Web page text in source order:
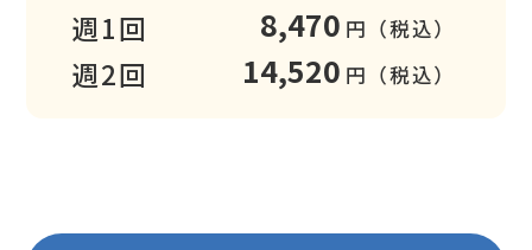
週1回 8,470 円（税込）
週2回 14,520 円（税込）